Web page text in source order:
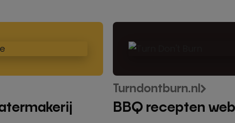
BBQ recepten
Turndontburn.nl
BBQ
recepten
Turn
Don’t
Burn